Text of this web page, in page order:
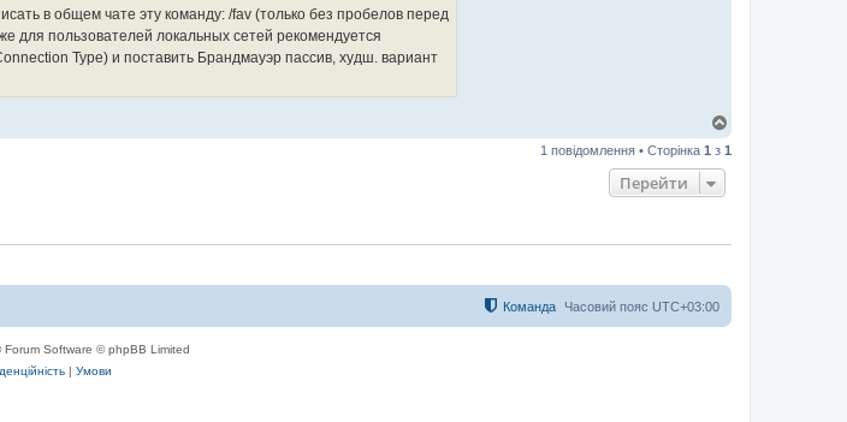
в общем чате эту команду: /fav (только без пробелов перед
для пользователей локальных сетей рекомендуется
Type) и поставить Брандмауэр пассив, худш. вариант
г
1 повідомлення • Сторінка 1 з 1
Перейти
Часовий пояс UTC+03:00
Команда
Software © phpBB Limited
| Умови